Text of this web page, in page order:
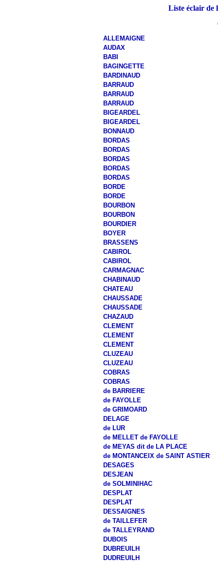
Liste éclair de
ALLEMAIGNE
AUDAX
BABI
BAGINGETTE
BARDINAUD
BARRAUD
BARRAUD
BARRAUD
BIGEARDEL
BIGEARDEL
BONNAUD
BORDAS
BORDAS
BORDAS
BORDAS
BORDAS
BORDE
BORDE
BOURBON
BOURBON
BOURDIER
BOYER
BRASSENS
CABIROL
CABIROL
CARMAGNAC
CHABINAUD
CHATEAU
CHAUSSADE
CHAUSSADE
CHAZAUD
CLEMENT
CLEMENT
CLEMENT
CLUZEAU
CLUZEAU
COBRAS
COBRAS
de BARRIERE
de FAYOLLE
de GRIMOARD
DELAGE
de LUR
de MELLET de FAYOLLE
de MEYAS dit de LA PLACE
de MONTANCEIX de SAINT ASTIER
DESAGES
DESJEAN
de SOLMINIHAC
DESPLAT
DESPLAT
DESSAIGNES
de TAILLEFER
de TALLEYRAND
DUBOIS
DUBREUILH
DUDREUILH